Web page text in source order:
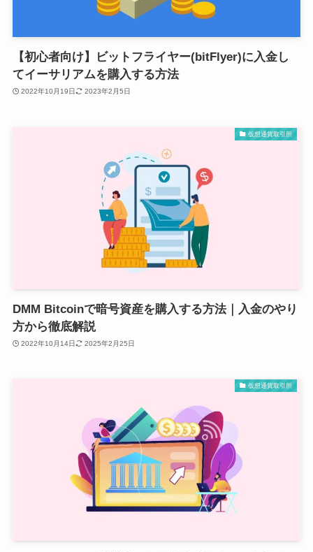
【初心者向け】ビットフライヤー(bitFlyer)に入金し
てイーサリアムを購入する方法
2022年10月19日 2023年2月5日
仮想通貨取引所
DMM Bitcoinで暗号資産を購入する方法｜入金のやり
方から徹底解説
2022年10月14日 2025年2月25日
仮想通貨取引所